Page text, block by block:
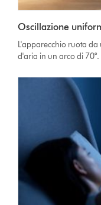
Oscillazione
L'apparecchio ruota
d'aria in un arco di 70°.